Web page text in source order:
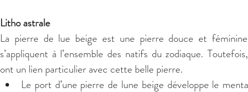
Litho astrale
La pierre de lue beige est une pierre douce et
s’appliquent à l’ensemble des natifs du zodiaque.
ont un lien particulier avec cette belle pierre.